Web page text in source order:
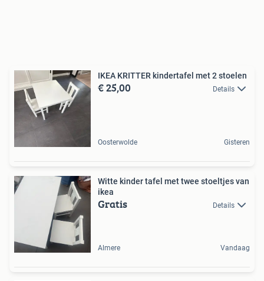
IKEA KRITTER kindertafel met 2 stoelen
€ 25,00 Details
Oosterwolde Gisteren
Witte kinder tafel met twee stoeltjes van
ikea
Gratis Details
Almere Vandaag